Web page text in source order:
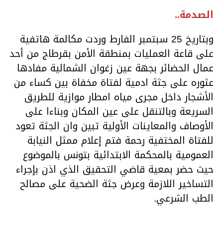
الصدمة..
وبتاریخ 25 سبتمبر الفارط وردت مكالمة ھاتفیة
على قاعة العملیات بمنطقة الأمن بقرطاج من أحد
عمال الحضائر بجھة عین زغوان الشمالیة مفادھا
عثوره على جثة ادمیة لفتاة مخفاة بین كساء من
الأشجار داخل مجرى میاه امطار موازیة للطریق
السریعة وبالتنقل على عین المكان وبناءا على
الأوصاف والمعاینات الأولیة تبین وان الجثة تعود
للفتاة المختفیة رحمة فتم إعلام ممثل النیابة
العمومیة بالمحكمة الابتدائیة بتونس بالموضوع
حیث حضر بمعیة قاضي التحقیق الذي اذن بإجراء
التساخیر اللازمة وعرض جثة الضحیة على مصالح
الطب الشرعي.